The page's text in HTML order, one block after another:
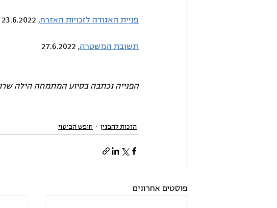
פניית האגודה לזכויות האזרח, 23.6.2022
תשובת המשטרה,
הפנייה נכתבה בסיוע המתמחה הילה
הזכות להפגין חופש הביטוי
פוסטים אחרונים